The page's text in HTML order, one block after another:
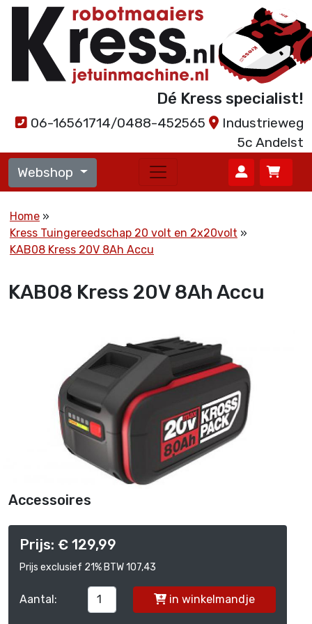
Dé Kress specialist!
06-16561714/0488-452565
Industrieweg
5c Andelst
Webshop
Home
Kress Tuingereedschap 20 volt en 2x20volt
KAB08 Kress 20V 8Ah Accu
KAB08 Kress 20V 8Ah Accu
Accessoires
Prijs: € 129,99
Prijs exclusief 21% BTW 107,43
Aantal: in winkelmandje